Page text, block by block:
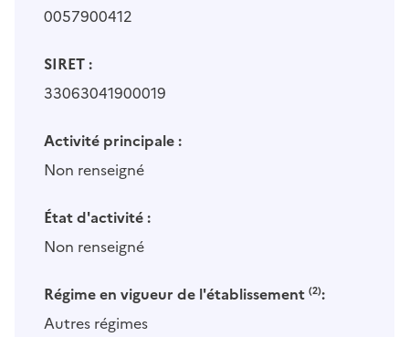
0057900412
SIRET :
33063041900019
Activité principale :
Non renseigné
État d'activité :
Non renseigné
Régime en vigueur de l'établissement (2):
Autres régimes